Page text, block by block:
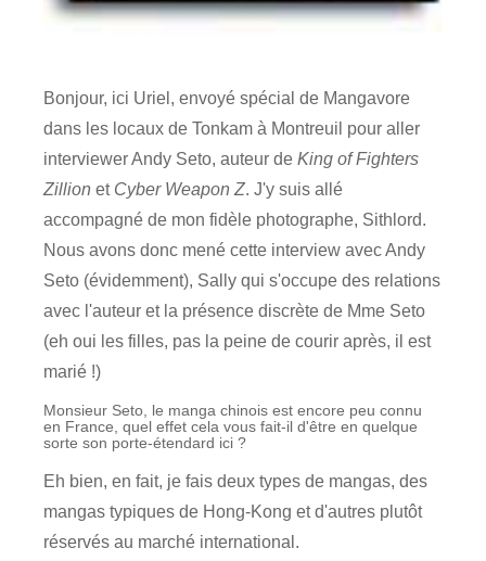
Bonjour, ici Uriel, envoyé spécial de Mangavore
dans les locaux de Tonkam à Montreuil pour aller
interviewer Andy Seto, auteur de King of Fighters
Zillion et Cyber Weapon Z. J'y suis allé
accompagné de mon fidèle photographe, Sithlord.
Nous avons donc mené cette interview avec Andy
Seto (évidemment), Sally qui s'occupe des relations
avec l'auteur et la présence discrète de Mme Seto
(eh oui les filles, pas la peine de courir après, il est
marié !)
Monsieur Seto, le manga chinois est encore peu connu
en France, quel effet cela vous fait-il d'être en quelque
sorte son porte-étendard ici ?
Eh bien, en fait, je fais deux types de mangas, des
mangas typiques de Hong-Kong et d'autres plutôt
réservés au marché international.